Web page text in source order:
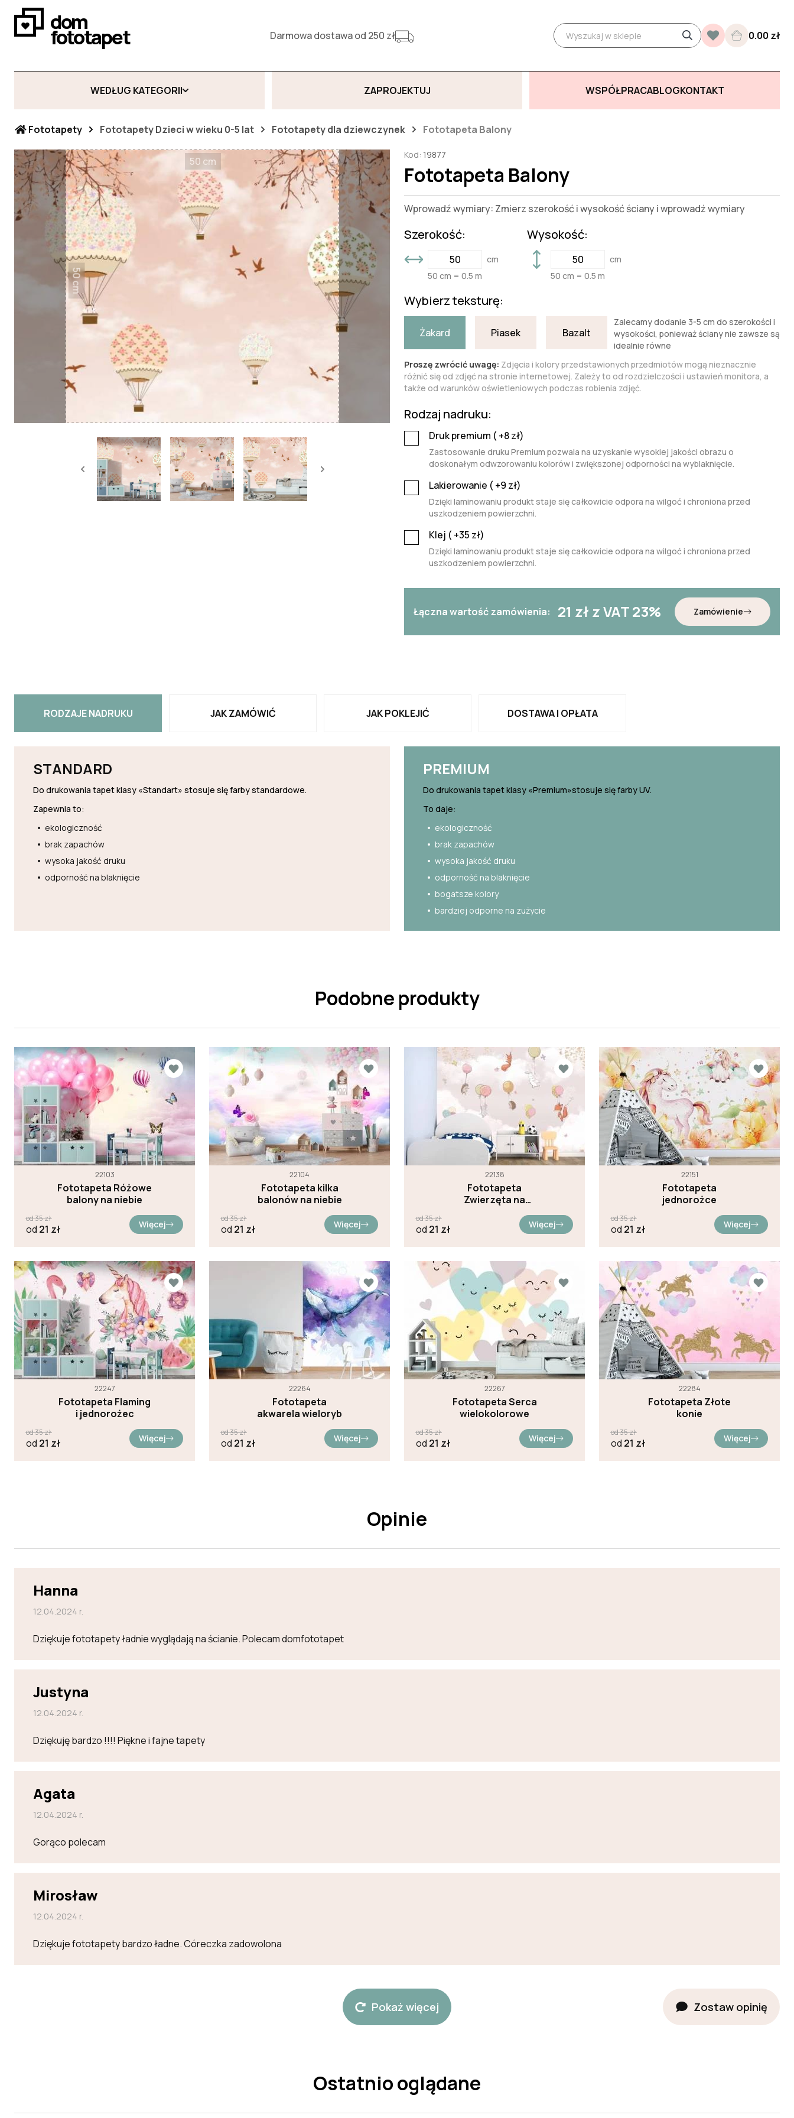
dom
fototapet Darmowa dostawa od 250 zł 0.00 zł
WEDŁUG KATEGORII ZAPROJEKTUJ WSPÓŁPRACABLOGKONTAKT
Fototapety Fototapety Dzieci w wieku 0-5 lat Fototapety dla dziewczynek Fototapeta Balony
50 cm
50 cm
Kod: 19877
Fototapeta Balony
Wprowadź wymiary: Zmierz szerokość i wysokość ściany i wprowadź wymiary
Szerokość:
cm
50 cm = 0.5 m
Wysokość:
cm
50 cm = 0.5 m
Wybierz teksturę:
Żakard Piasek Bazalt
Zalecamy dodanie 3-5 cm do szerokości i
wysokości, ponieważ ściany nie zawsze są
idealnie równe
Proszę zwrócić uwagę: Zdjęcia i kolory przedstawionych przedmiotów mogą nieznacznie
różnić się od zdjęć na stronie internetowej. Zależy to od rozdzielczości i ustawień monitora, a
także od warunków oświetleniowych podczas robienia zdjęć.
Rodzaj nadruku:
Druk premium ( +8zł)
Zastosowanie druku Premium pozwala na uzyskanie wysokiej jakości obrazu o
doskonałym odwzorowaniu kolorów i zwiększonej odporności na wyblaknięcie.
Lakierowanie ( +9 zł)
Dzięki laminowaniu produkt staje się całkowicie odpora na wilgoć i chroniona przed
uszkodzeniem powierzchni.
Klej ( +35 zł)
Dzięki laminowaniu produkt staje się całkowicie odpora na wilgoć i chroniona przed
uszkodzeniem powierzchni.
Łączna wartość zamówienia: 21 zł z VAT 23% Zamówienie
RODZAJE NADRUKU JAK ZAMÓWIĆ JAK POKLEJIĆ DOSTAWA I OPŁATA
STANDARD
Do drukowania tapet klasy «Standart» stosuje się farby standardowe.
Zapewnia to:
ekologiczność
brak zapachów
wysoka jakość druku
odporność na blaknięcie
PREMIUM
Do drukowania tapet klasy «Premium»stosuje się farby UV.
To daje:
ekologiczność
brak zapachów
wysoka jakość druku
odporność na blaknięcie
bogatsze kolory
bardziej odporne na zużycie
Podobne produkty
22103
Fototapeta Różowe
balony na niebie
od35zł
od 21 zł Więcej
22104
Fototapeta kilka
balonów na niebie
od35zł
od 21 zł Więcej
22138
Fototapeta
Zwierzęta na
różowym niebie
od35zł
od 21 zł Więcej
22151
Fototapeta
jednorożce
od35zł
od 21 zł Więcej
22247
Fototapeta Flaming
i jednorożec
od35zł
od 21 zł Więcej
22264
Fototapeta
akwarela wieloryb
od35zł
od 21 zł Więcej
22267
Fototapeta Serca
wielokolorowe
od35zł
od 21 zł Więcej
22284
Fototapeta Złote
konie
od35zł
od 21 zł Więcej
Opinie
Hanna
12.04.2024 r.
Dziękuje fototapety ładnie wyglądają na ścianie. Polecam domfototapet
Justyna
12.04.2024 r.
Dziękuję bardzo !!!! Piękne i fajne tapety
Agata
12.04.2024 r.
Gorąco polecam
Mirosław
12.04.2024 r.
Dziękuje fototapety bardzo ładne. Córeczka zadowolona
Pokaż więcej Zostaw opinię
Ostatnio oglądane